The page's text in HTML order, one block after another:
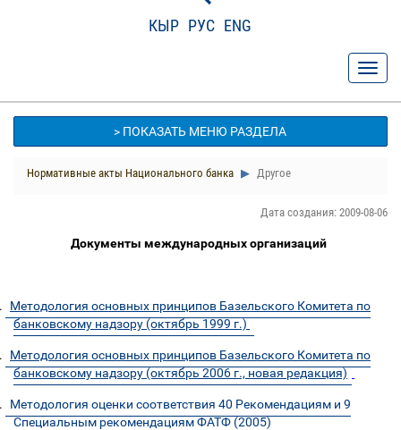
КЫР РУС ENG
> ПОКАЗАТЬ МЕНЮ РАЗДЕЛА
Нормативные акты Национального банка Другое
Дата создания: 2009-08-06
Документы международных организаций
Методология основных принципов Базельского Комитета по
банковскому надзору (октябрь 1999 г.)
Методология основных принципов Базельского Комитета по
банковскому надзору (октябрь 2006 г., новая редакция)
Методология оценки соответствия 40 Рекомендациям и 9
Специальным рекомендациям ФАТФ (2005)